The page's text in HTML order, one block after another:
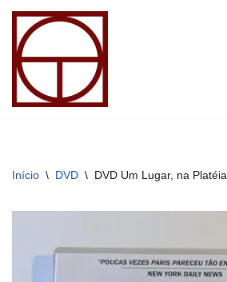
Pular
para
conteúdo
Início \ DVD \ DVD Um Lugar, na Platéia